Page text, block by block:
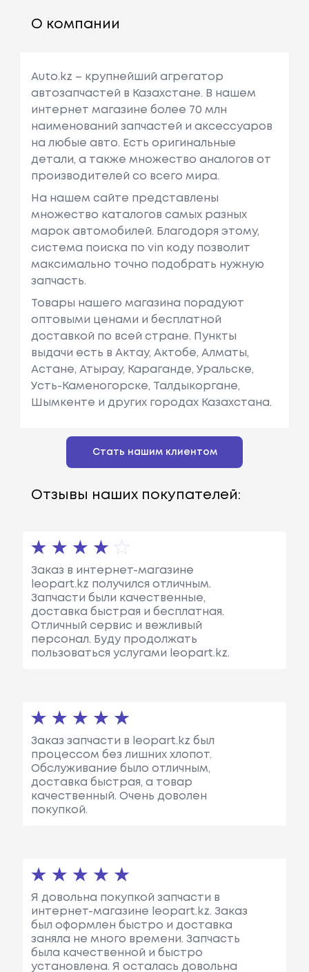
О компании
Auto.kz – крупнейший агрегатор
автозапчастей в Казахстане. В нашем
интернет магазине более 70 млн
наименований запчастей и аксессуаров
на любые авто. Есть оригинальные
детали, а также множество аналогов от
производителей со всего мира.
На нашем сайте представлены
множество каталогов самых разных
марок автомобилей. Благодоря этому,
система поиска по vin коду позволит
максимально точно подобрать нужную
запчасть.
Товары нашего магазина порадуют
оптовыми ценами и бесплатной
доставкой по всей стране. Пункты
выдачи есть в Актау, Актобе, Алматы,
Астане, Атырау, Караганде, Уральске,
Усть-Каменогорске, Талдыкоргане,
Шымкенте и других городах Казахстана.
Стать нашим клиентом
Отзывы наших покупателей:
Заказ в интернет-магазине
leopart.kz получился отличным.
Запчасти были качественные,
доставка быстрая и бесплатная.
Отличный сервис и вежливый
персонал. Буду продолжать
пользоваться услугами leopart.kz.
Заказ запчасти в leopart.kz был
процессом без лишних хлопот.
Обслуживание было отличным,
доставка быстрая, а товар
качественный. Очень доволен
покупкой.
Я довольна покупкой запчасти в
интернет-магазине leopart.kz. Заказ
был оформлен быстро и доставка
заняла не много времени. Запчасть
была качественной и быстро
установлена. Я осталась довольна